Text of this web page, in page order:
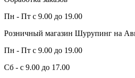
Пн - Пт с 9.00 до 19.00
Розничный магазин Шурупинг на
Пн - Пт с 9.00 до 19.00
Сб - с 9.00 до 17.00